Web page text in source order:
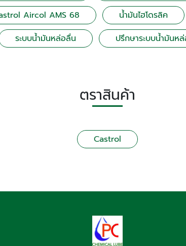
Aircol AMS 68
น้ำมันไฮโดรลิค
ระบบน้ำมันหล่อลื่น
ปรึกษาระบบน้ำมันห
ตราสินค้า
Castrol